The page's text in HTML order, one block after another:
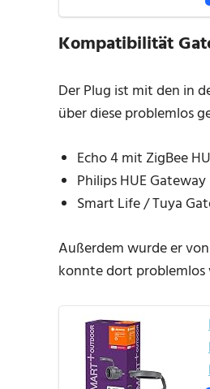
Kompatibilität
Der Plug ist mit den in
über diese problemlos
Echo 4 mit ZigBee
Philips HUE Gateway
Smart Life / Tuya
Außerdem wurde er
konnte dort